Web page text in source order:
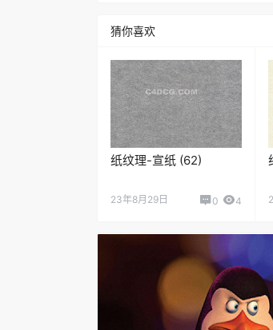
猜你喜欢
纸纹理-宣纸 (62)
23年8月29日 0 4